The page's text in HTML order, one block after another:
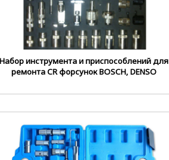
Набор инструмента и приспособлений для
ремонта CR форсунок BOSCH, DENSO